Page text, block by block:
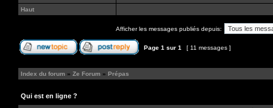
Haut
Afficher les messages publiés depuis:
Page 1 sur 1 [ 11 messages ]
Index du forum » Ze Forum » Prépas
Qui est en ligne ?